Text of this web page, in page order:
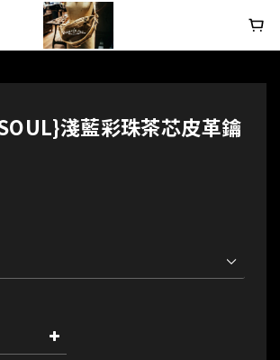
淺藍彩珠茶芯皮革鑰